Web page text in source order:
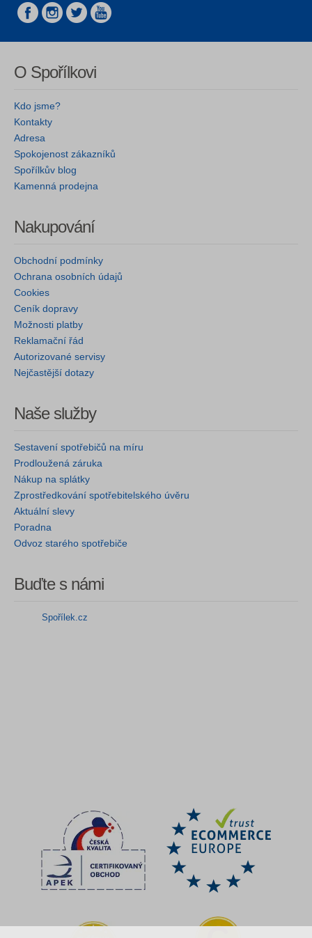
O Spořílkovi
Kdo jsme?
Kontakty
Adresa
Spokojenost zákazníků
Spořílkův blog
Kamenná prodejna
Nakupování
Obchodní podmínky
Ochrana osobních údajů
Cookies
Ceník dopravy
Možnosti platby
Reklamační řád
Autorizované servisy
Nejčastější dotazy
Naše služby
Sestavení spotřebičů na míru
Prodloužená záruka
Nákup na splátky
Zprostředkování spotřebitelského úvěru
Aktuální slevy
Poradna
Odvoz starého spotřebiče
Buďte s námi
Spořílek.cz